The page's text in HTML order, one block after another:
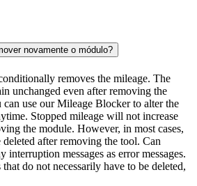
novamente o módulo?
removes the mileage. The
unchanged even after removing the
can use our Mileage Blocker to alter the
Stopped mileage will not increase
the module. However, in most cases,
deleted after removing the tool. Can
interruption messages as error messages.
do not necessarily have to be deleted,